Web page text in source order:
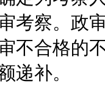
考察。政
不合格的
递补。